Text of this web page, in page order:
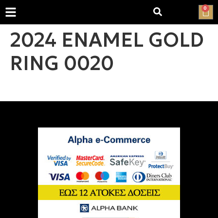
0
2024 ENAMEL GOLD
RING 0020